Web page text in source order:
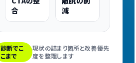
合
減
診断でこ
こまで
現状の詰まり箇所と改善優先
度を整理します